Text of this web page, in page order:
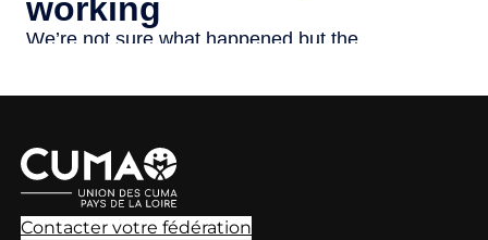
Contacter votre fédération